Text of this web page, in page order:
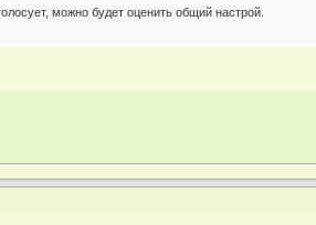
можно будет оценить общий настрой.